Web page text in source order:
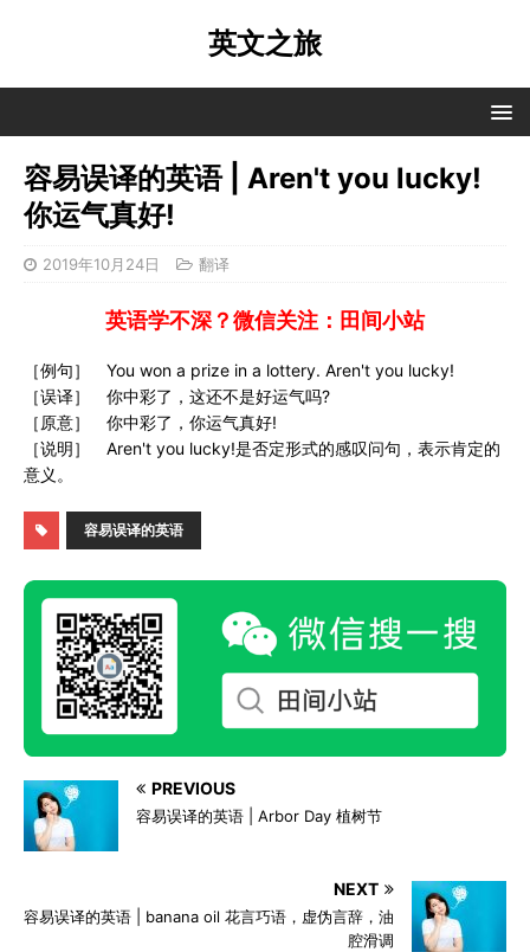
英文之旅
容易误译的英语 | Aren't you lucky!
你运气真好!
2019年10月24日 翻译
英语学不深？微信关注：田间小站
［例句］ You won a prize in a lottery. Aren't you lucky!
［误译］ 你中彩了，这还不是好运气吗?
［原意］ 你中彩了，你运气真好!
［说明］ Aren't you lucky!是否定形式的感叹问句，表示肯定的
意义。
容易误译的英语
PREVIOUS
容易误译的英语 | Arbor Day 植树节
NEXT
容易误译的英语 | banana oil 花言巧语，虚伪言辞，油
腔滑调